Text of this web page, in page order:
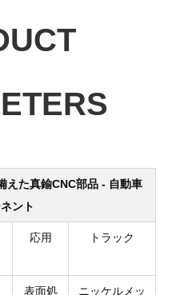
えた真鍮CNC部品 - 自動車
ント
応用 トラック
表面処
ニッケルメッ